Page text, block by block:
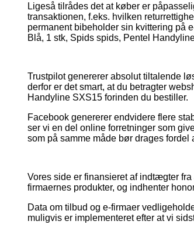
Ligeså tilrådes det at køber er
transaktionen, f.eks. hvilken
permanent bibeholder sin kvittering på
Blå, 1 stk, Spids spids, Pentel
Trustpilot genererer absolut tiltalende
derfor er det smart, at du betragter
Handyline SXS15 forinden du bestiller.
Facebook genererer endvidere flere
ser vi en del online forretninger som
som på samme måde bør drages fordel
Vores side er finansieret af indtægter
firmaernes produkter, og indhenter
Data om tilbud og e-firmaer
muligvis er implementeret efter at vi